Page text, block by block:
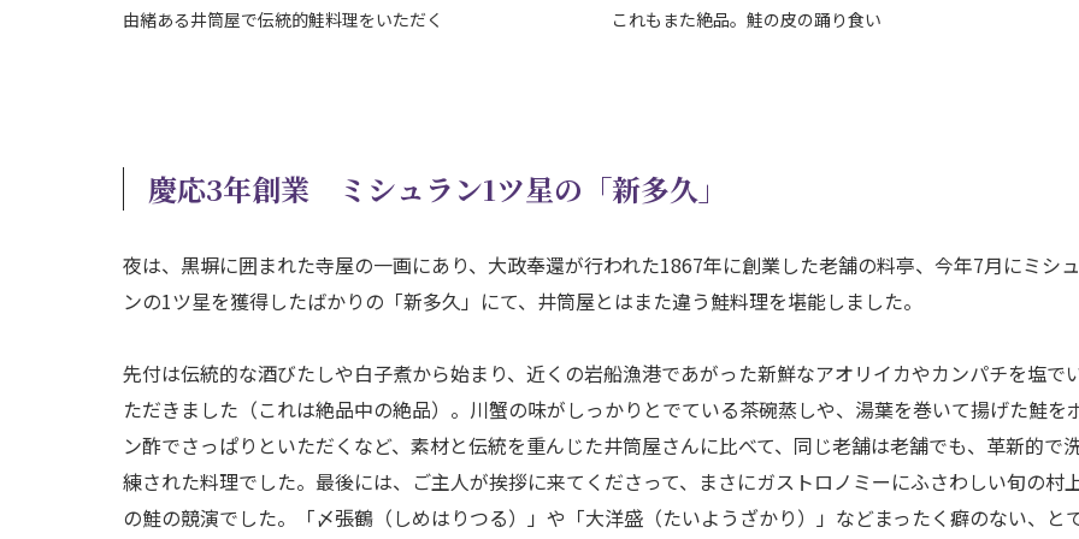
由緒ある井筒屋で伝統的鮭料理をいただく これもまた絶品。鮭の皮の踊り食い
慶応3年創業 ミシュラン1ツ星の「新多久」
夜は、黒塀に囲まれた寺屋の一画にあり、大政奉還が行われた1867年に創業した老舗の料亭、今年7月にミシ
ンの1ツ星を獲得したばかりの「新多久」にて、井筒屋とはまた違う鮭料理を堪能しました。
先付は伝統的な酒びたしや白子煮から始まり、近くの岩船漁港であがった新鮮なアオリイカやカンパチを塩で
ただきました（これは絶品中の絶品）。川蟹の味がしっかりとでている茶碗蒸しや、湯葉を巻いて揚げた鮭を
ン酢でさっぱりといただくなど、素材と伝統を重んじた井筒屋さんに比べて、同じ老舗は老舗でも、革新的で
練された料理でした。最後には、ご主人が挨拶に来てくださって、まさにガストロノミーにふさわしい旬の村
の鮭の競演でした。「〆張鶴（しめはりつる）」や「大洋盛（たいようざかり）」などまったく癖のない、と